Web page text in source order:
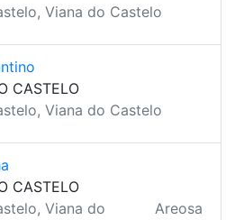
Viana do Castelo
CASTELO
Viana do Castelo
CASTELO
Viana do
Areosa